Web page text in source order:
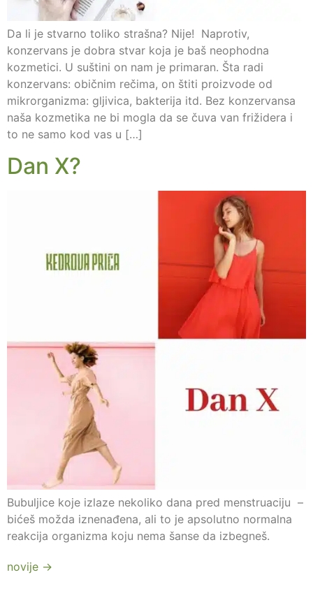
Da li je stvarno toliko strašna? Nije! Naprotiv,
konzervans je dobra stvar koja je baš neophodna
kozmetici. U suštini on nam je primaran. Šta radi
konzervans: običnim rečima, on štiti proizvode od
mikrorganizma: gljivica, bakterija itd. Bez konzervansa
naša kozmetika ne bi mogla da se čuva van frižidera i
to ne samo kod vas u […]
Dan X?
Bubuljice koje izlaze nekoliko dana pred menstruaciju –
bićeš možda iznenađena, ali to je apsolutno normalna
reakcija organizma koju nema šanse da izbegneš.
novije →